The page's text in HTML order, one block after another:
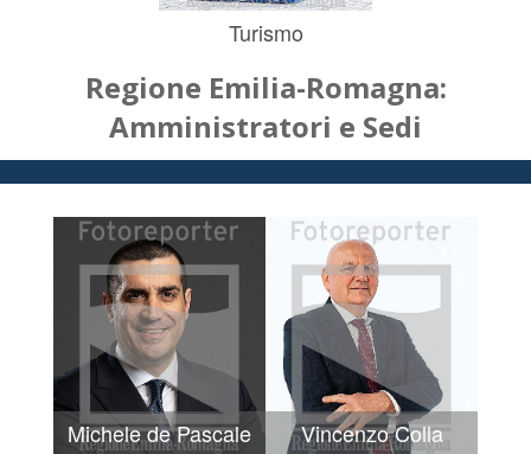
Turismo
Regione Emilia-Romagna:
Amministratori e Sedi
Michele de Pascale Vincenzo Colla